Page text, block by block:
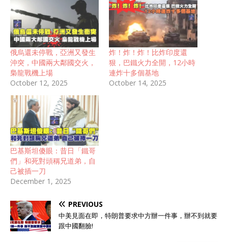
俄烏還未停戰，亞洲又發生
沖突，中國兩大鄰國交火，
梟龍戰機上場
October 12, 2025
炸！炸！炸！比炸印度還
狠，巴鐵火力全開，12小時
連炸十多個基地
October 14, 2025
巴基斯坦傻眼：昔日「鐵哥
們」和死對頭稱兄道弟，自
己被插一刀
December 1, 2025
PREVIOUS
中美見面在即，特朗普要求中方辦一件事，辦不到就要
跟中國翻臉!